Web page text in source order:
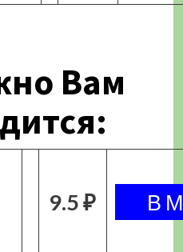
Вам
9.5 ₽